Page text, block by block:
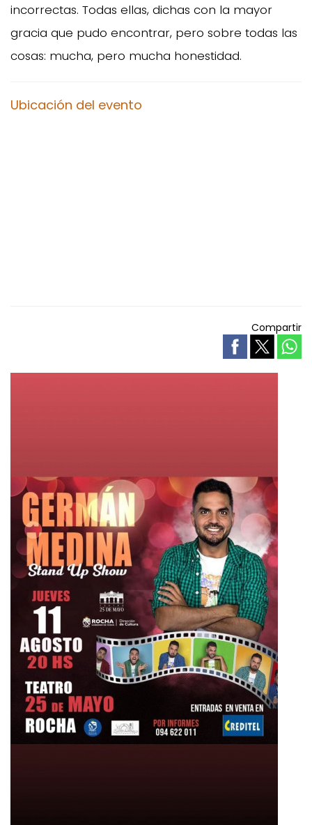
incorrectas. Todas ellas, dichas con la mayor
gracia que pudo encontrar, pero sobre todas las
cosas: mucha, pero mucha honestidad.
Ubicación del evento
Compartir